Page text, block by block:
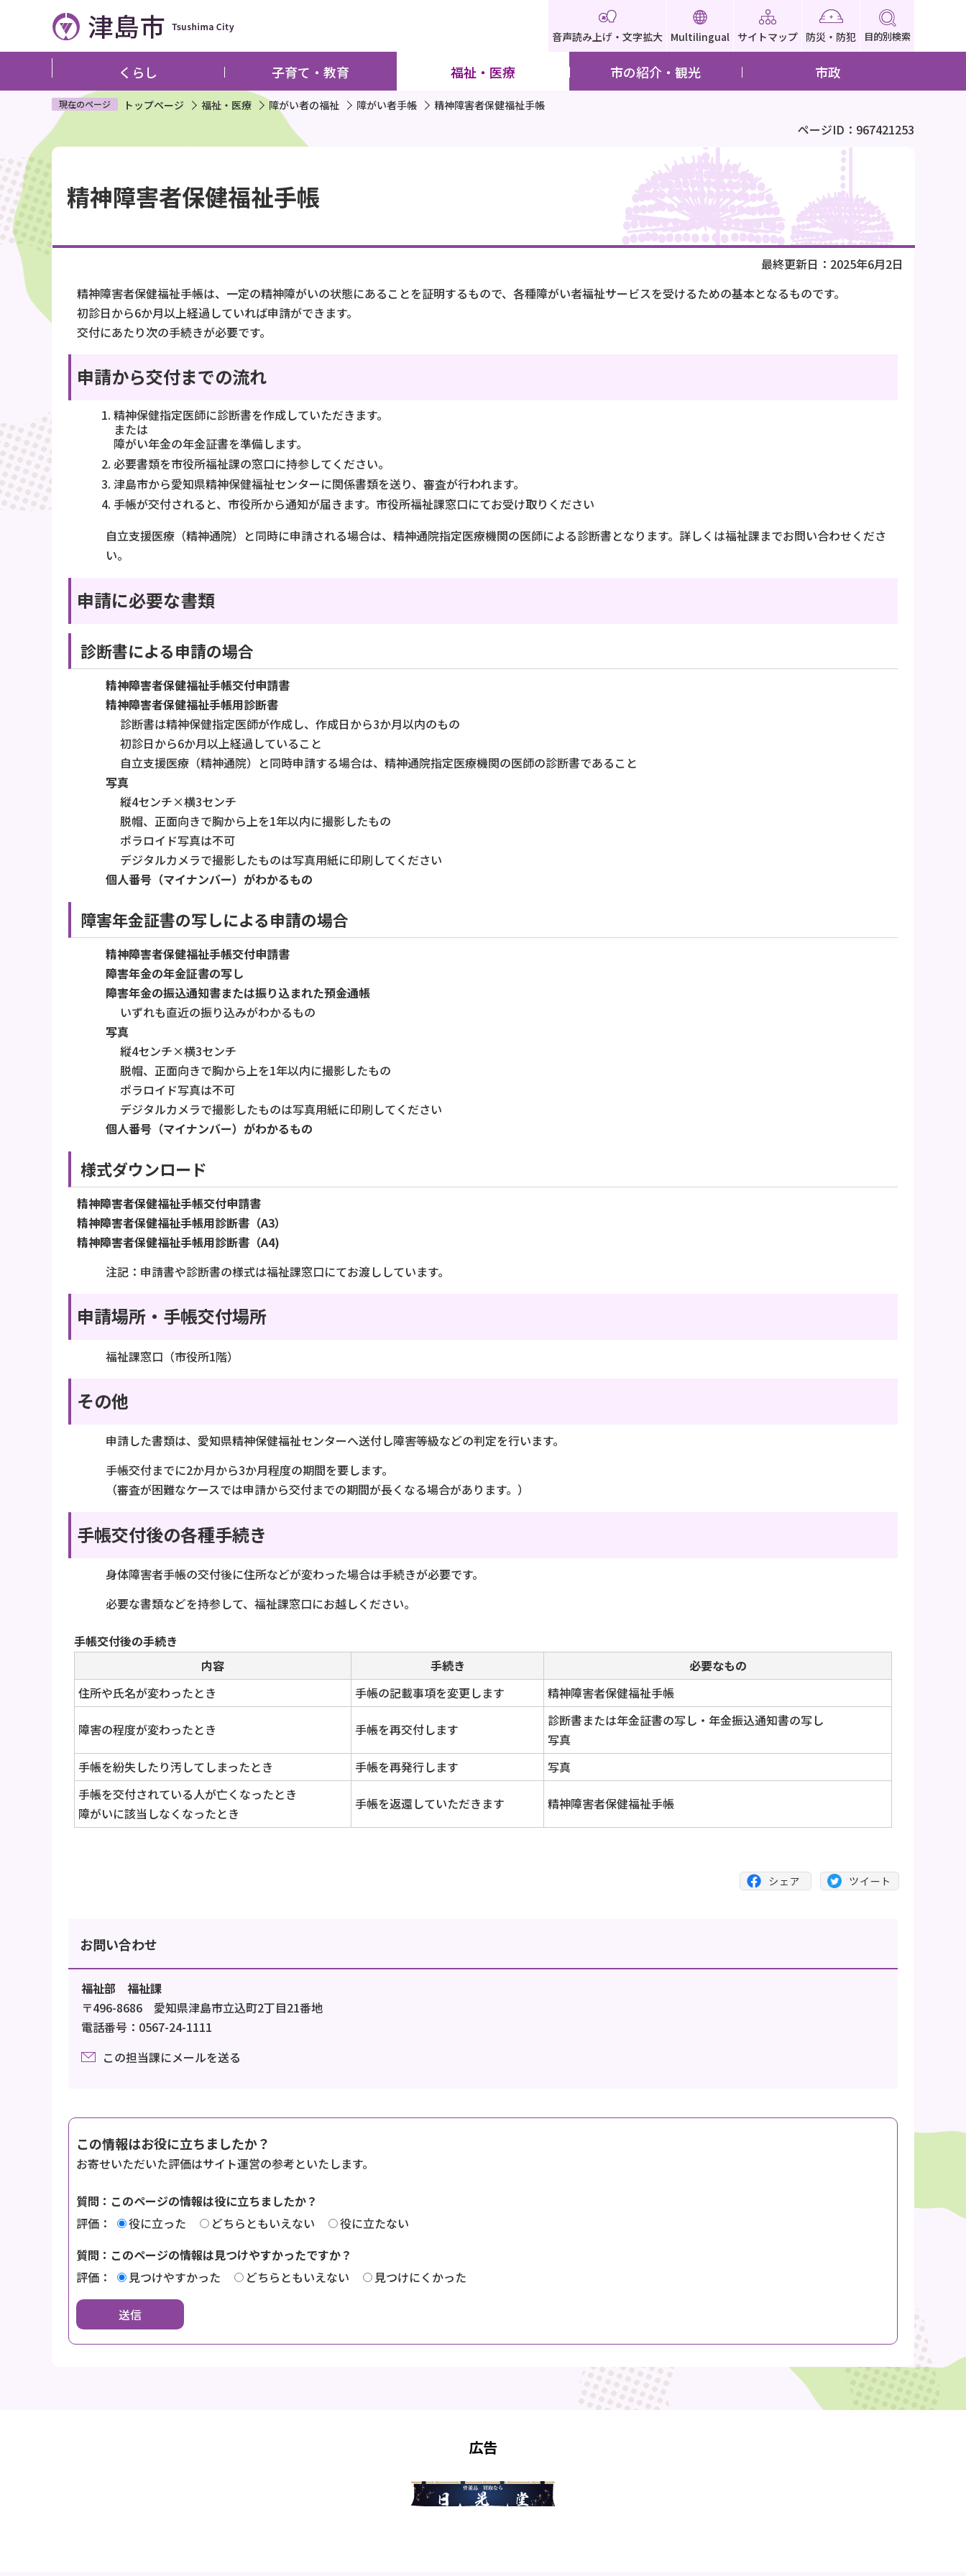
ペ
ジ
で
す
音声読み上げ・文字拡大 Multilingual サイトマップ 防災・防犯 目的別検索
くらし 子育て・教育 福祉・医療 市の紹介・観光 市政
現在のページ トップページ 福祉・医療 障がい者の福祉 障がい者手帳 精神障害者保健福祉手帳
ページID：967421253
本
文
こ
こ
か
精神障害者保健福祉手帳
最終更新日：2025年6月2日
精神障害者保健福祉手帳は、一定の精神障がいの状態にあることを証明するもので、各種障がい者福祉サービスを受けるための基本となるものです。
初診日から6か月以上経過していれば申請ができます。
交付にあたり次の手続きが必要です。
申請から交付までの流れ
精神保健指定医師に診断書を作成していただきます。
または
障がい年金の年金証書を準備します。
必要書類を市役所福祉課の窓口に持参してください。
津島市から愛知県精神保健福祉センターに関係書類を送り、審査が行われます。
手帳が交付されると、市役所から通知が届きます。市役所福祉課窓口にてお受け取りください
自立支援医療（精神通院）と同時に申請される場合は、精神通院指定医療機関の医師による診断書となります。詳しくは福祉課までお問い合わせくださ
い。
申請に必要な書類
診断書による申請の場合
精神障害者保健福祉手帳交付申請書
精神障害者保健福祉手帳用診断書
診断書は精神保健指定医師が作成し、作成日から3か月以内のもの
初診日から6か月以上経過していること
自立支援医療（精神通院）と同時申請する場合は、精神通院指定医療機関の医師の診断書であること
写真
縦4センチ×横3センチ
脱帽、正面向きで胸から上を1年以内に撮影したもの
ポラロイド写真は不可
デジタルカメラで撮影したものは写真用紙に印刷してください
個人番号（マイナンバー）がわかるもの
障害年金証書の写しによる申請の場合
精神障害者保健福祉手帳交付申請書
障害年金の年金証書の写し
障害年金の振込通知書または振り込まれた預金通帳
いずれも直近の振り込みがわかるもの
写真
縦4センチ×横3センチ
脱帽、正面向きで胸から上を1年以内に撮影したもの
ポラロイド写真は不可
デジタルカメラで撮影したものは写真用紙に印刷してください
個人番号（マイナンバー）がわかるもの
様式ダウンロード
精神障害者保健福祉手帳交付申請書
精神障害者保健福祉手帳用診断書（A3）
精神障害者保健福祉手帳用診断書（A4)
注記：申請書や診断書の様式は福祉課窓口にてお渡ししています。
申請場所・手帳交付場所
福祉課窓口（市役所1階）
その他
申請した書類は、愛知県精神保健福祉センターへ送付し障害等級などの判定を行います。
手帳交付までに2か月から3か月程度の期間を要します。
（審査が困難なケースでは申請から交付までの期間が長くなる場合があります。）
手帳交付後の各種手続き
身体障害者手帳の交付後に住所などが変わった場合は手続きが必要です。
必要な書類などを持参して、福祉課窓口にお越しください。
手帳交付後の手続き
内容
手続き
必要なもの
住所や氏名が変わったとき
手帳の記載事項を変更します 精神障害者保健福祉手帳
障害の程度が変わったとき 手帳を再交付します
診断書または年金証書の写し・年金振込通知書の写し
写真
手帳を紛失したり汚してしまったとき
手帳を再発行します
写真
手帳を交付されている人が亡くなったとき
障がいに該当しなくなったとき
手帳を返還していただきます 精神障害者保健福祉手帳
お問い合わせ
福祉部 福祉課
〒496-8686 愛知県津島市立込町2丁目21番地
電話番号：0567-24-1111
この担当課にメールを送る
この情報はお役に立ちましたか？
お寄せいただいた評価はサイト運営の参考といたします。
質問：このページの情報は役に立ちましたか？
評価：
役に立った どちらともいえない
役に立たない
質問：このページの情報は見つけやすかったですか？
評価：
見つけやすかった どちらともいえない 見つけにくかった
広告